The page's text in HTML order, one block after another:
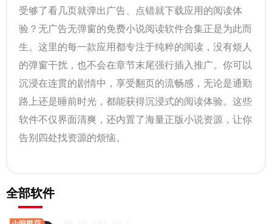
受够了看几页就弹出广告、点错就下载应用的阅读体
验？无广告无弹窗的免费小说阅读软件合集正是为此而
生。这里的每一款应用都专注于纯粹的阅读，没有烦人
的弹窗干扰，也不会在章节末尾强行插入推广。你可以
沉浸在连贯的剧情中，享受翻页的流畅感，无论是通勤
路上还是睡前时光，都能获得沉浸式的阅读体验。这些
软件不仅界面清爽，还内置了海量正版小说资源，让你
告别四处找资源的烦恼。
全部软件